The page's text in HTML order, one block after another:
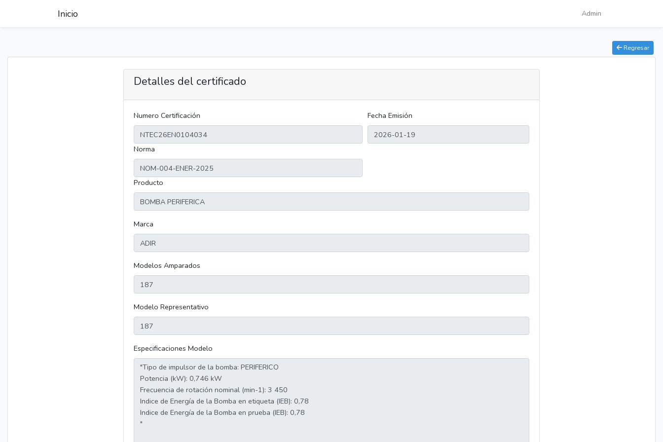
Inicio Admin
Regresar
Detalles del certificado
Numero Certificación Fecha Emisión
Norma
Producto
Marca
Modelos Amparados
Modelo Representativo
Especificaciones Modelo